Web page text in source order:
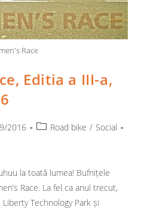
Race
Editia a III-a,
2016
PostRoad bike / Social
la toată lumea! Bufnițele
Race. La fel ca anul trecut,
Technology Park și